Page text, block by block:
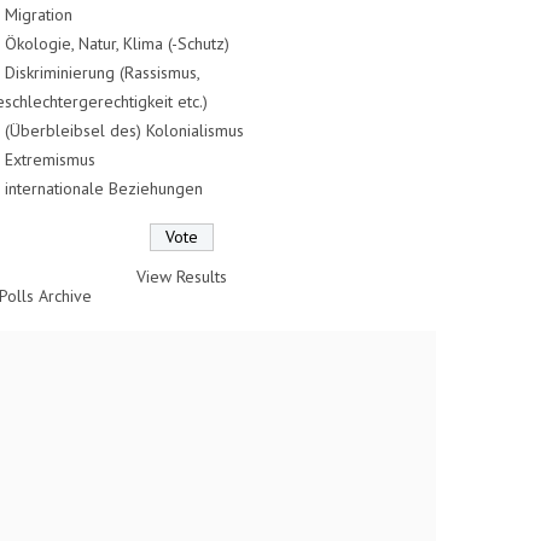
Migration
Ökologie, Natur, Klima (-Schutz)
Diskriminierung (Rassismus,
etc.)
(Überbleibsel des) Kolonialismus
Extremismus
internationale Beziehungen
View Results
Polls Archive